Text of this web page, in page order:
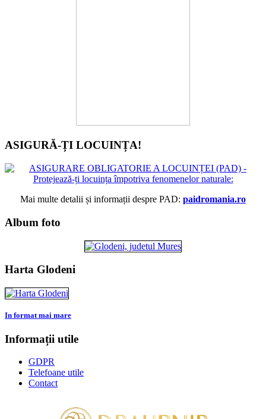
ASIGURĂ-ȚI LOCUINȚA!
Mai multe detalii și informații despre PAD: paidromania.ro
Album foto
Harta Glodeni
In format mai mare
Informații utile
GDPR
Telefoane utile
Contact